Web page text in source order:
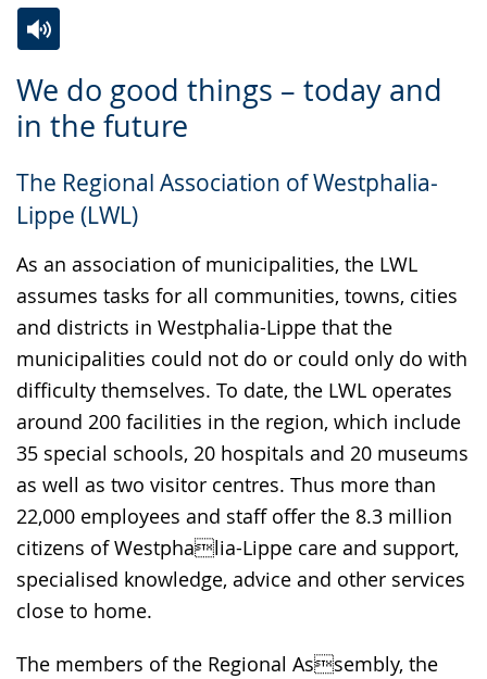
We do good things – today and
in the future
The Regional Association of Westphalia-
Lippe (LWL)
As an association of municipalities, the LWL
assumes tasks for all communities, towns, cities
and districts in Westphalia-Lippe that the
municipalities could not do or could only do with
difficulty themselves. To date, the LWL operates
around 200 facilities in the region, which include
35 special schools, 20 hospitals and 20 museums
as well as two visitor centres. Thus more than
22,000 employees and staff offer the 8.3 million
citizens of Westphalia-Lippe care and support,
specialised knowledge, advice and other services
close to home.
The members of the Regional Assembly, the
Leichten
Sprache
Audio-
Unterstützung.
Video
in
Gebärdensprache
wird
angezeigt.